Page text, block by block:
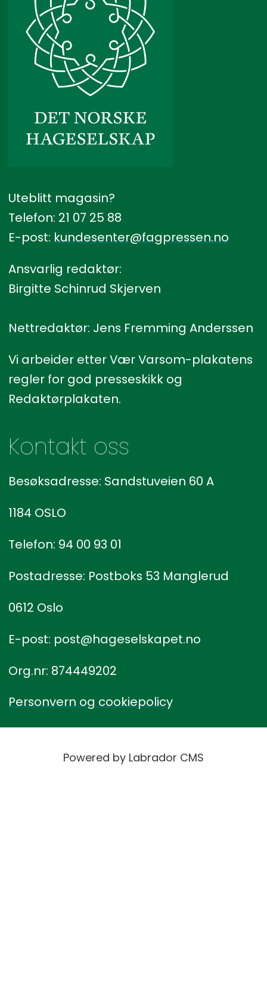
Uteblitt magasin?
Telefon: 21 07 25 88
E-post: kundesenter@fagpressen.no
Ansvarlig redaktør:
Birgitte Schinrud Skjerven
Nettredaktør: Jens Fremming Anderssen
Vi arbeider etter Vær Varsom-plakatens
regler for god presseskikk og
Redaktørplakaten.
Kontakt oss
Besøksadresse: Sandstuveien 60 A
1184 OSLO
Telefon: 94 00 93 01
Postadresse: Postboks 53 Manglerud
0612 Oslo
E-post: post@hageselskapet.no
Org.nr: 874449202
Personvern og cookiepolicy
Powered by Labrador CMS